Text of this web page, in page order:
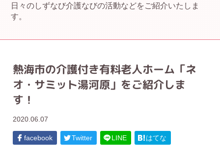
日々のしずなび介護なびの活動などをご紹介いたしま
す。
熱海市の介護付き有料老人ホーム「ネ
オ・サミット湯河原」をご紹介しま
す！
2020.06.07
facebook Twitter LINE はてな